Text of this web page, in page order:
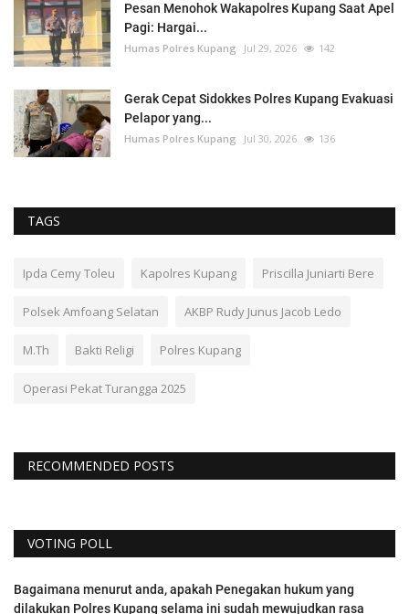
Pesan Menohok Wakapolres Kupang Saat Apel
Pagi: Hargai...
Humas Polres Kupang Jul 29, 2026 142
Gerak Cepat Sidokkes Polres Kupang Evakuasi
Pelapor yang...
Humas Polres Kupang Jul 30, 2026 136
TAGS
Ipda Cemy Toleu Kapolres Kupang Priscilla Juniarti Bere
Polsek Amfoang Selatan AKBP Rudy Junus Jacob Ledo
M.Th Bakti Religi Polres Kupang
Operasi Pekat Turangga 2025
RECOMMENDED POSTS
VOTING POLL
Bagaimana menurut anda, apakah Penegakan hukum yang
dilakukan Polres Kupang selama ini sudah mewujudkan rasa